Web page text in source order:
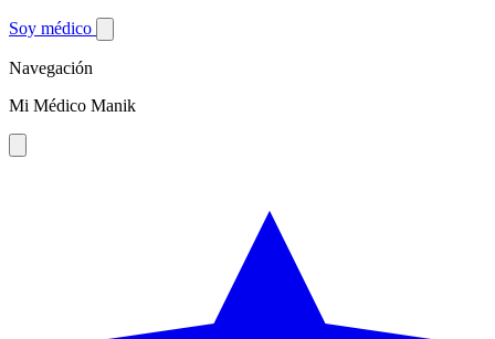
Soy médico
Navegación
Mi Médico Manik